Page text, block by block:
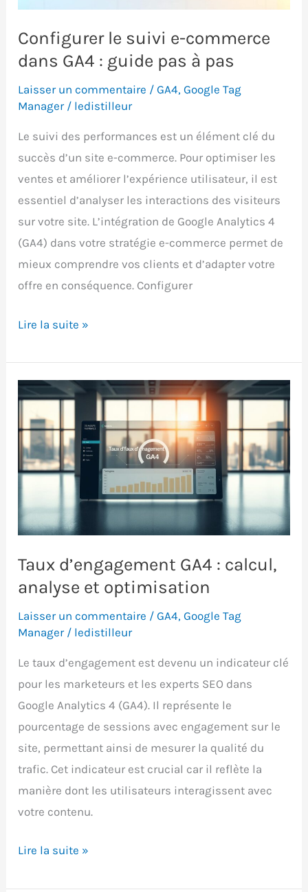
Wix.
Configurer le suivi e-commerce
dans GA4 : guide pas à pas
Laisser un commentaire /GA4,Google Tag
Manager/ ledistilleur
Le suivi des performances est un élément clé du
succès d’un site e-commerce. Pour optimiser les
ventes et améliorer l’expérience utilisateur, il est
essentiel d’analyser les interactions des visiteurs
sur votre site. L’intégration de Google Analytics 4
(GA4) dans votre stratégie e-commerce permet de
mieux comprendre vos clients et d’adapter votre
offre en conséquence. Configurer
Configurer
suivi
e-
dans
GA4
:
à
pas
Lire la suite »
Taux d’engagement GA4 : calcul,
analyse et optimisation
Laisser un commentaire /GA4,Google Tag
Manager/ ledistilleur
Le taux d’engagement est devenu un indicateur clé
pour les marketeurs et les experts SEO dans
Google Analytics 4 (GA4). Il représente le
pourcentage de sessions avec engagement sur le
site, permettant ainsi de mesurer la qualité du
trafic. Cet indicateur est crucial car il reflète la
manière dont les utilisateurs interagissent avec
votre contenu.
Taux
Lire la suite »